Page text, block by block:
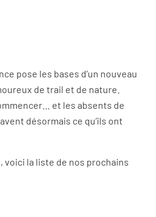
pose les bases d’un nouveau
de trail et de nature.
et les absents de
désormais ce qu’ils ont
voici la liste de nos prochains